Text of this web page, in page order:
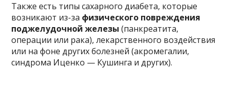
Также есть типы сахарного диабета, которые
возникают из-за физического повреждения
поджелудочной железы(панкреатита,
операции или рака), лекарственного воздействия
или на фоне других болезней (акромегалии,
синдрома Иценко — Кушинга и других).